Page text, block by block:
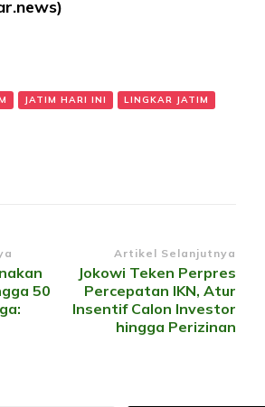
JATIM HARI INI LINGKAR JATIM
50
Artikel Selanjutnya
Jokowi Teken Perpres
Percepatan IKN, Atur
Insentif Calon Investor
hingga Perizinan